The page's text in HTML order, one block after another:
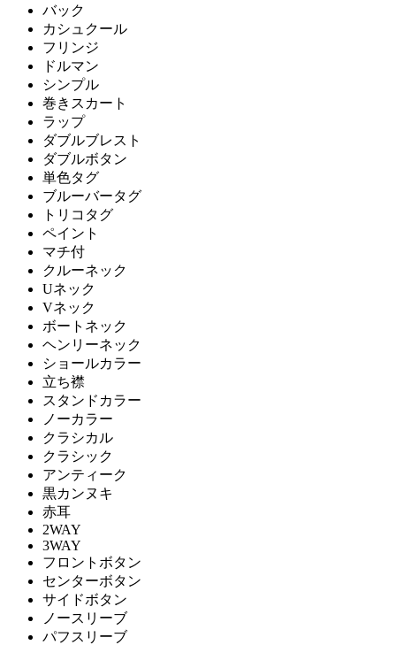
バック
カシュクール
フリンジ
ドルマン
シンプル
巻きスカート
ラップ
ダブルブレスト
ダブルボタン
単色タグ
ブルーバータグ
トリコタグ
ペイント
マチ付
クルーネック
Uネック
Vネック
ボートネック
ヘンリーネック
ショールカラー
立ち襟
スタンドカラー
ノーカラー
クラシカル
クラシック
アンティーク
黒カンヌキ
赤耳
2WAY
3WAY
フロントボタン
センターボタン
サイドボタン
ノースリーブ
パフスリーブ